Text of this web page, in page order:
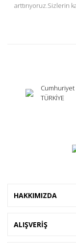
arttırıyoruz.Sizlerin
Cumhuriyet
TÜRKİYE
HAKKIMIZDA
ALIŞVERİŞ